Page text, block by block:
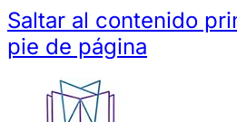
Saltar al contenido
pie de página